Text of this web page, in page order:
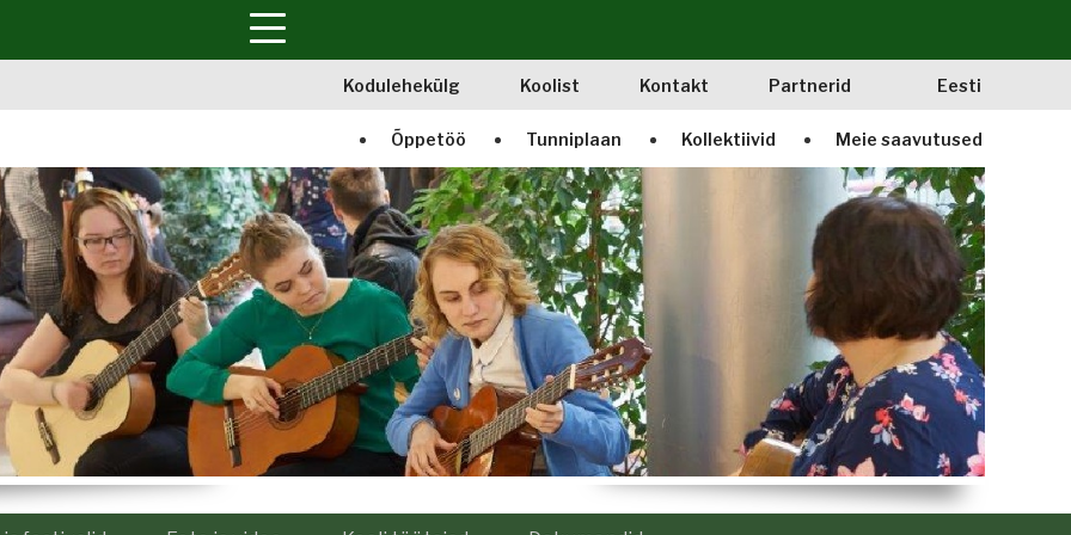
Kodulehekülg Koolist Kontakt Partnerid Eesti
Õppetöö Tunniplaan Kollektiivid Meie saavutused